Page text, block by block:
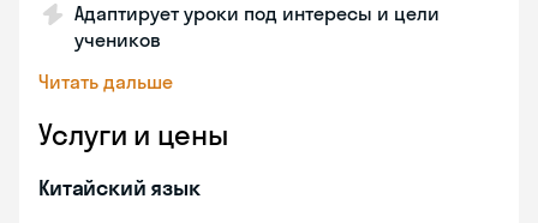
Адаптирует уроки под интересы и цели
учеников
Читать дальше
Услуги и цены
Китайский язык